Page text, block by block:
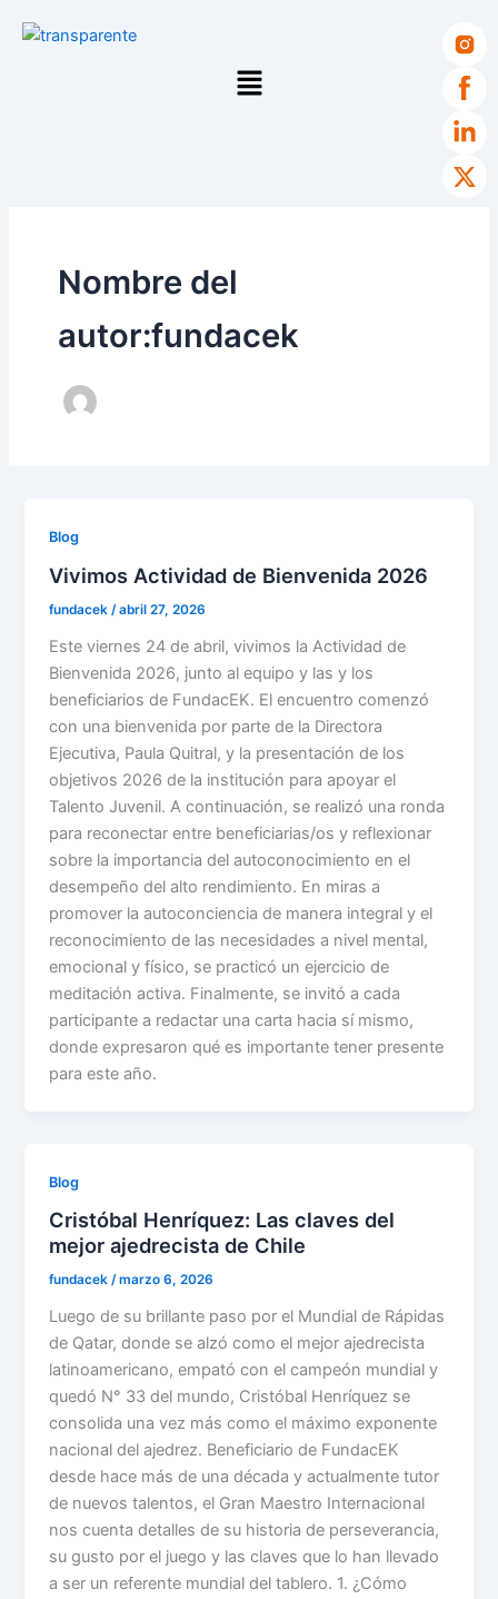
X-
Menú
Nombre del
autor:fundacek
Blog
Vivimos Actividad de Bienvenida 2026
fundacek/abril 27, 2026
Este viernes 24 de abril, vivimos la Actividad de
Bienvenida 2026, junto al equipo y las y los
beneficiarios de FundacEK. El encuentro comenzó
con una bienvenida por parte de la Directora
Ejecutiva, Paula Quitral, y la presentación de los
objetivos 2026 de la institución para apoyar el
Talento Juvenil. A continuación, se realizó una ronda
para reconectar entre beneficiarias/os y reflexionar
sobre la importancia del autoconocimiento en el
desempeño del alto rendimiento. En miras a
promover la autoconciencia de manera integral y el
reconocimiento de las necesidades a nivel mental,
emocional y físico, se practicó un ejercicio de
meditación activa. Finalmente, se invitó a cada
participante a redactar una carta hacia sí mismo,
donde expresaron qué es importante tener presente
para este año.
Blog
Cristóbal Henríquez: Las claves del
mejor ajedrecista de Chile
fundacek/marzo 6, 2026
Luego de su brillante paso por el Mundial de Rápidas
de Qatar, donde se alzó como el mejor ajedrecista
latinoamericano, empató con el campeón mundial y
quedó N° 33 del mundo, Cristóbal Henríquez se
consolida una vez más como el máximo exponente
nacional del ajedrez. Beneficiario de FundacEK
desde hace más de una década y actualmente tutor
de nuevos talentos, el Gran Maestro Internacional
nos cuenta detalles de su historia de perseverancia,
su gusto por el juego y las claves que lo han llevado
a ser un referente mundial del tablero. 1. ¿Cómo